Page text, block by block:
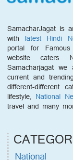
SamacharJagat is
with latest Hindi
portal for Famous
website caters
Samacharjagat
current and
different-different
lifestyle, National
travel and many
National